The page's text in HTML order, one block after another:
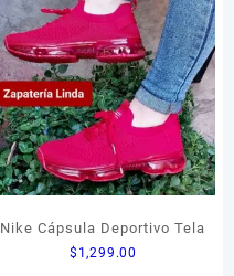
pueden
elegir
en
la
página
de
producto
Nike Cápsula Deportivo Tela
$ 1,299.00